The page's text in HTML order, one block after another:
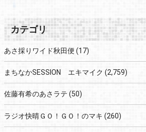
カテゴリ
あさ採りワイド秋田便 (17)
まちなかSESSION エキマイク (2,759)
佐藤有希のあさラテ (50)
ラジオ快晴ＧＯ！ＧＯ！のマキ (260)